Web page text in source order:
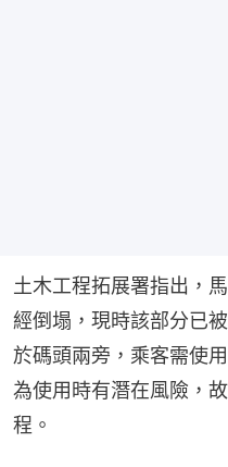
土木工程拓展署指出，
經倒塌，現時該部分已
於碼頭兩旁，乘客需使
為使用時有潛在風險，
程。